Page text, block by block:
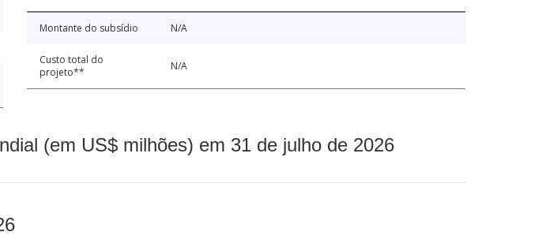
Montante do subsídio N/A
Custo total do
projeto**
N/A
(em US$ milhões) em 31 de julho de 2026